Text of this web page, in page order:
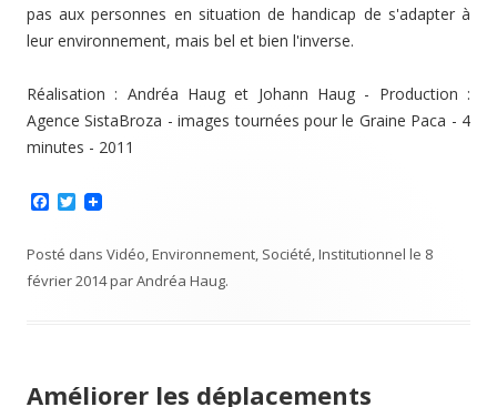
pas aux personnes en situation de handicap de s'adapter à
leur environnement, mais bel et bien l'inverse.
Réalisation : Andréa Haug et Johann Haug - Production :
Agence SistaBroza - images tournées pour le Graine Paca - 4
minutes - 2011
a
e
b
o
T
w
t
t
e
Posté dans Vidéo,Environnement, Société,Institutionnel le 8
février 2014parAndréa Haug.
Améliorer les déplacements